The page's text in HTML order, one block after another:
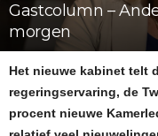
Gastcolumn –
morgen
Het nieuwe kabinet telt
regeringservaring, de
procent nieuwe